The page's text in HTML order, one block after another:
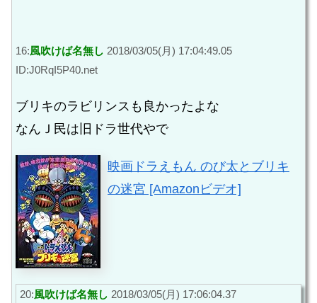
16:風吹けば名無し 2018/03/05(月) 17:04:49.05
ID:J0RqI5P40.net
ブリキのラビリンスも良かったよな
なんＪ民は旧ドラ世代やで
映画ドラえもん のび太とブリキ
の迷宮 [Amazonビデオ]
20:風吹けば名無し 2018/03/05(月) 17:06:04.37